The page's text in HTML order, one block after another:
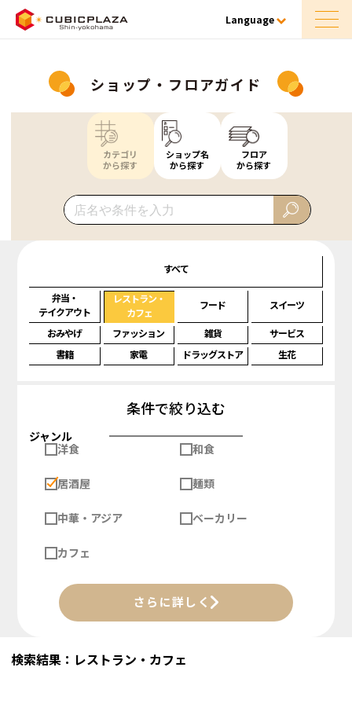
Language
ショップ・フロアガイド
カテゴリ
から探す
ショップ名
から探す
フロア
から探す
すべて
弁当・
テイクアウト
レストラン・
カフェ
フード スイーツ
おみやげ ファッション 雑貨
サービス
書籍
家電 ドラッグストア 生花
条件で絞り込む
ジャンル
洋食
和食
居酒屋 麺類
中華・アジア ベーカリー
カフェ
さらに詳しく
検索結果：レストラン・カフェ